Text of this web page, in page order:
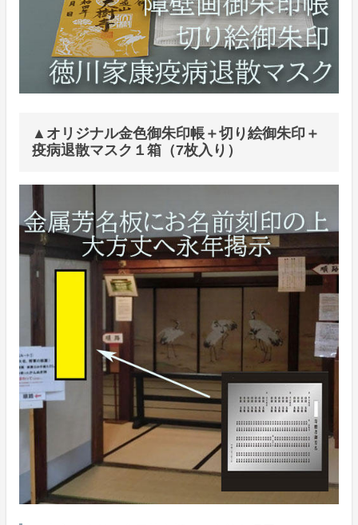
▲オリジナル金色御朱印帳＋切り絵御朱印＋
疫病退散マスク１箱（7枚入り）